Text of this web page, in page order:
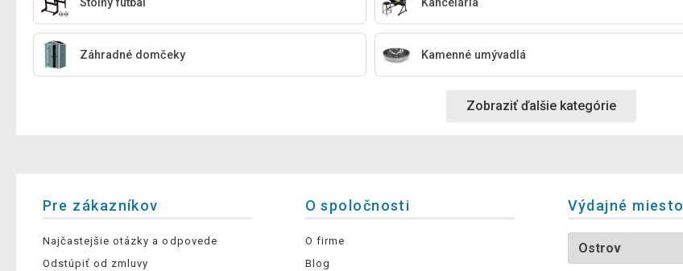
Záhradné domčeky Kamenné umývadlá
Zobraziť ďalšie kategórie
Pre zákazníkov
Najčastejšie otázky a odpovede
Odstúpiť od zmluvy
O spoločnosti
O firme
Blog
Výdajné miesto